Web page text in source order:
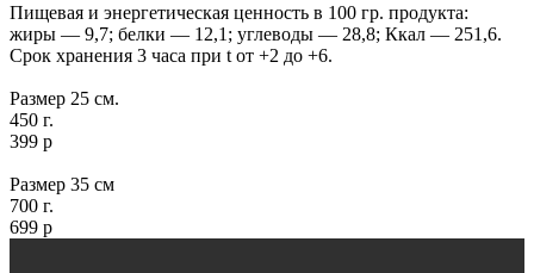
Пищевая и энергетическая ценность в 100 гр. продукта:
жиры — 9,7; белки — 12,1; углеводы — 28,8; Ккал — 251,6.
Срок хранения 3 часа при t от +2 до +6.
Размер 25 см.
450 г.
399 р
Размер 35 см
700 г.
699 р